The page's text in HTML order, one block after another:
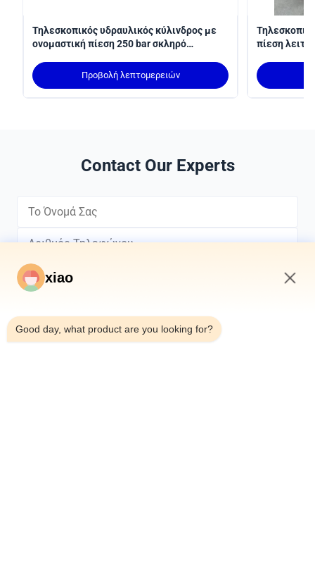
Τηλεσκοπικός υδραυλικός κύλινδρος με
ονομαστική πίεση 250 bar σκληρό
trunnion
Προβολή λεπτομερειών
πίεση
βραχίων
Contact Our Experts
*
xiao
Good day, what product are you looking for?